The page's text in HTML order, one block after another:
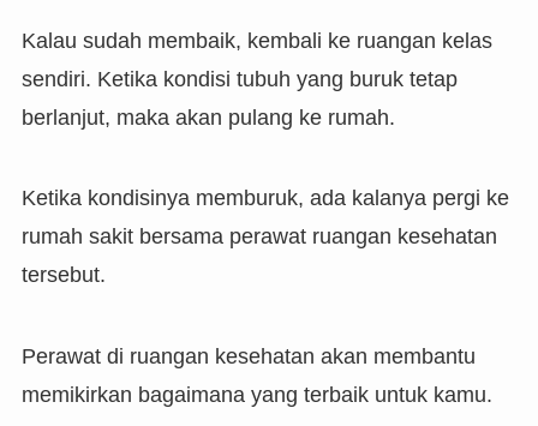
Kalau sudah membaik, kembali ke ruangan kelas
sendiri. Ketika kondisi tubuh yang buruk tetap
berlanjut, maka akan pulang ke rumah.
Ketika kondisinya memburuk, ada kalanya pergi ke
rumah sakit bersama perawat ruangan kesehatan
tersebut.
Perawat di ruangan kesehatan akan membantu
memikirkan bagaimana yang terbaik untuk kamu.